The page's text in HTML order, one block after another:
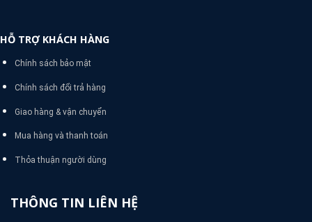
HỖ TRỢ KHÁCH HÀNG
Chính sách bảo mật
Chính sách đổi trả hàng
Giao hàng & vận chuyển
Mua hàng và thanh toán
Thỏa thuận người dùng
THÔNG TIN LIÊN HỆ